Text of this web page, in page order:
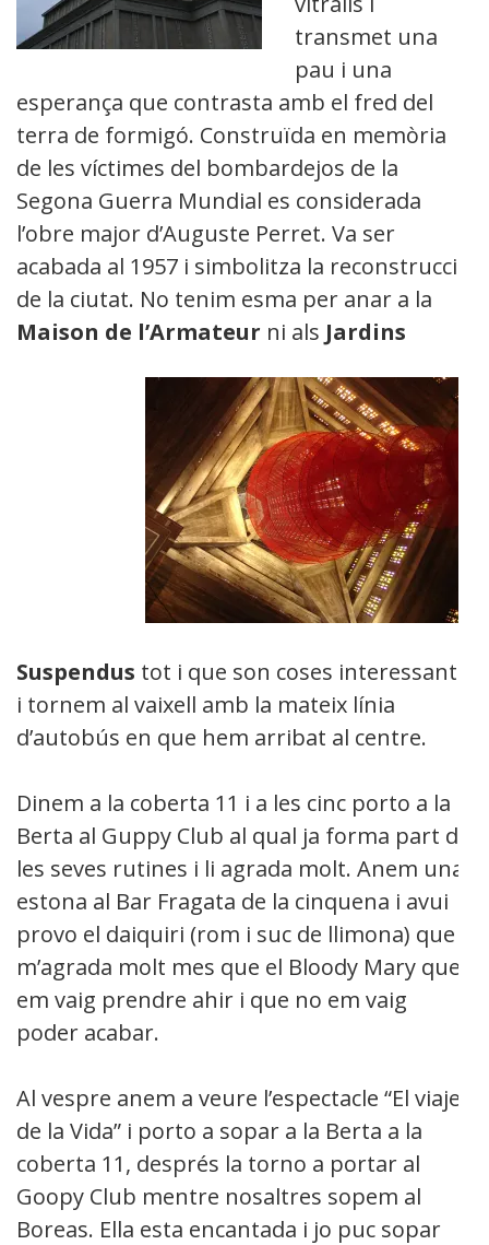
transmet una
pau i una
esperança que contrasta amb el fred del
terra de formigó. Construïda en memòria
de les víctimes del bombardejos de la
Segona Guerra Mundial es considerada
l’obre major d’Auguste Perret. Va ser
acabada al 1957 i simbolitza la reconstrucció
de la ciutat. No tenim esma per anar a la
Maison de l’Armateur ni als Jardins
Suspendus tot i que son coses interessants
i tornem al vaixell amb la mateix línia
d’autobús en que hem arribat al centre.
Dinem a la coberta 11 i a les cinc porto a la
Berta al Guppy Club al qual ja forma part de
les seves rutines i li agrada molt. Anem una
estona al Bar Fragata de la cinquena i avui
provo el daiquiri (rom i suc de llimona) que
m’agrada molt mes que el Bloody Mary que
em vaig prendre ahir i que no em vaig
poder acabar.
Al vespre anem a veure l’espectacle “El viaje
de la Vida” i porto a sopar a la Berta a la
coberta 11, després la torno a portar al
Goopy Club mentre nosaltres sopem al
Boreas. Ella esta encantada i jo puc sopar